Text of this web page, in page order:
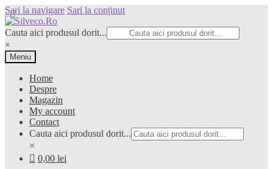
Sari la navigare Sari la conținut
Cauta aici produsul dorit...
×
Meniu
Home
Despre
Magazin
My account
Contact
Cauta aici produsul dorit...
×
0,00 lei